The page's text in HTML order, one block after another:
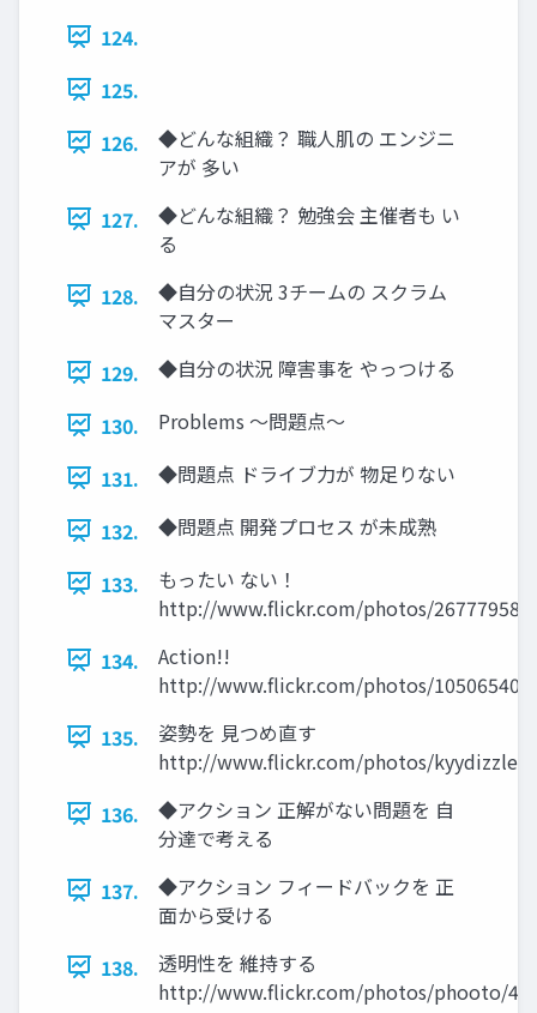
124.
125.
126.
◆どんな組織？ 職人肌の エンジニ
アが 多い
127.
◆どんな組織？ 勉強会 主催者も い
る
128.
◆自分の状況 3チームの スクラム
マスター
129.
◆自分の状況 障害事を やっつける
130.
Problems ～問題点～
131.
◆問題点 ドライブ力が 物足りない
132.
◆問題点 開発プロセス が未成熟
133.
もったい ない！
http://www.flickr.com/photos/
134.
Action!!
http://www.flickr.com/photos/
135.
姿勢を 見つめ直す
http://www.flickr.com/photos/kyydizzle/
136.
◆アクション 正解がない問題を 自
分達で考える
137.
◆アクション フィードバックを 正
面から受ける
138.
透明性を 維持する
http://www.flickr.com/photos/phooto/